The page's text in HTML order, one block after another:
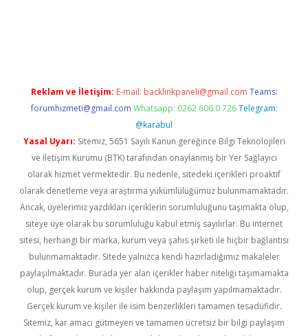
Reklam ve İletişim: E-mail: backlinkpaneli@gmail.com Teams:
forumhizmeti@gmail.com Whatsapp: 0262 606 0 726 Telegram:
@karabul
Yasal Uyarı: Sitemiz, 5651 Sayılı Kanun gereğince Bilgi Teknolojileri
ve İletişim Kurumu (BTK) tarafından onaylanmış bir Yer Sağlayıcı
olarak hizmet vermektedir. Bu nedenle, sitedeki içerikleri proaktif
olarak denetleme veya araştırma yükümlülüğümüz bulunmamaktadır.
Ancak, üyelerimiz yazdıkları içeriklerin sorumluluğunu taşımakta olup,
siteye üye olarak bu sorumluluğu kabul etmiş sayılırlar. Bu internet
sitesi, herhangi bir marka, kurum veya şahıs şirketi ile hiçbir bağlantısı
bulunmamaktadır. Sitede yalnızca kendi hazırladığımız makaleler
paylaşılmaktadır. Burada yer alan içerikler haber niteliği taşımamakta
olup, gerçek kurum ve kişiler hakkında paylaşım yapılmamaktadır.
Gerçek kurum ve kişiler ile isim benzerlikleri tamamen tesadüfidir.
Sitemiz, kar amacı gütmeyen ve tamamen ücretsiz bir bilgi paylaşım